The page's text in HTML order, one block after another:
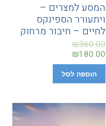
המסע למצרים –
ויתעורר הספינקס
לחיים – חיבור מרחוק
₪360.00
₪180.00
הוספה לסל